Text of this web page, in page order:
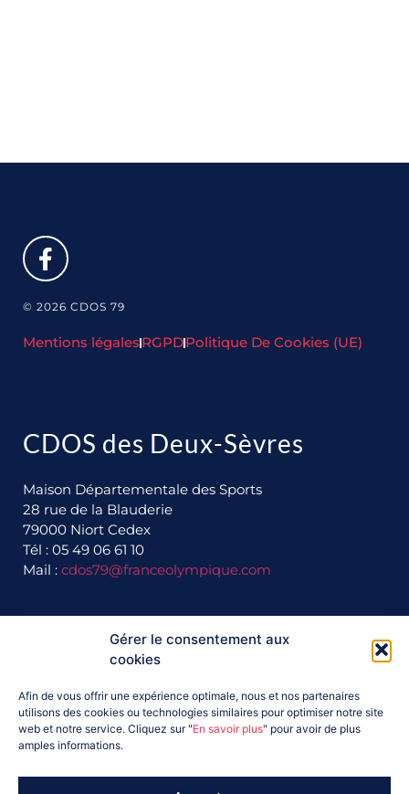
Gérer le consentement aux
cookies
Afin de vous offrir une expérience optimale, nous et nos partenaires
utilisons des cookies ou technologies similaires pour optimiser notre site
web et notre service. Cliquez sur "En savoir plus" pour avoir de plus
amples informations.
© 2026 CDOS 79
Mentions légales RGPDPolitique De Cookies (UE)
CDOS des Deux-Sèvres
Maison Départementale des Sports
28 rue de la Blauderie
79000 Niort Cedex
Tél : 05 49 06 61 10
Mail : cdos79@franceolympique.com
Ils nous soutiennent :